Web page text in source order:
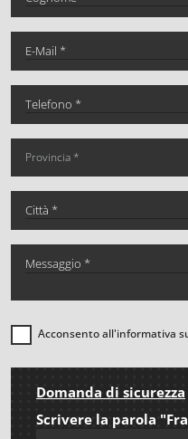
Acconsento all'informativa
Domanda di sicurezza
Scrivere la parola